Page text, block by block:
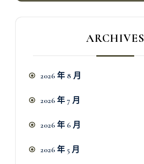
ARCHIVES
2026 年 8 月
2026 年 7 月
2026 年 6 月
2026 年 5 月